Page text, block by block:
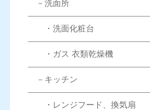
－洗面所
・洗面化粧台
・ガス 衣類乾燥機
－キッチン
・レンジフード、換気扇